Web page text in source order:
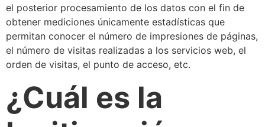
el posterior procesamiento de los datos con el fin de
obtener mediciones únicamente estadísticas que
permitan conocer el número de impresiones de páginas,
el número de visitas realizadas a los servicios web, el
orden de visitas, el punto de acceso, etc.
¿Cuál es la